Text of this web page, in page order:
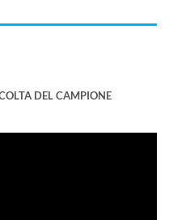
DEL CAMPIONE